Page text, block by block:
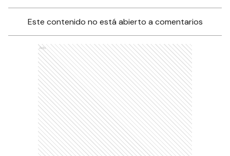
Este contenido no está abierto a comentarios
Ads